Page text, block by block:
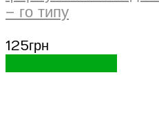
– го типу
125грн